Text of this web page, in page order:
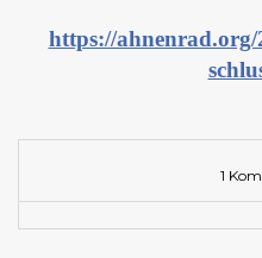
https://ahnenrad.org/
1